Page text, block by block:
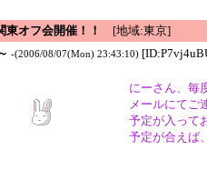
東オフ会開催！！
[地域:東京]
-(2006/08/07(Mon) 23:43:10)
にーさん、毎
メールにてご
予定が入って
予定が合えば